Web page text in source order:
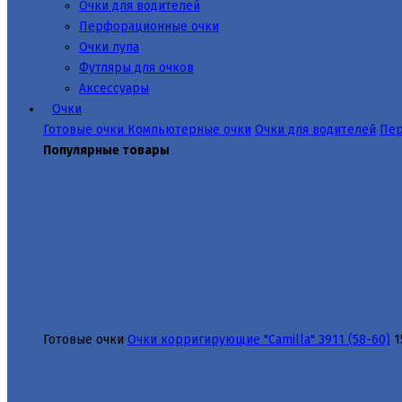
Очки для водителей
Перфорационные очки
Очки лупа
Футляры для очков
Аксессуары
Очки
Готовые очки Компьютерные очки Очки для водителей
Популярные товары
Готовые очки Очки корригирующие "Camilla" 3911 (58-60)